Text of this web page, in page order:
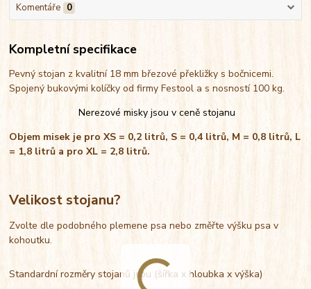
Komentáře 0
Kompletní specifikace
Pevný stojan z kvalitní 18 mm březové překližky s bočnicemi.
Spojený bukovými kolíčky od firmy Festool a s nosností 100 kg.
Nerezové misky jsou v ceně stojanu
Objem misek je pro XS = 0,2 litrů, S = 0,4 litrů, M = 0,8 litrů, L
= 1,8 litrů a pro XL = 2,8 litrů.
Velikost stojanu?
Zvolte dle podobného plemene psa nebo změřte výšku psa v
kohoutku.
Standardní rozměry stojanů jsou (šířka x hloubka x výška)